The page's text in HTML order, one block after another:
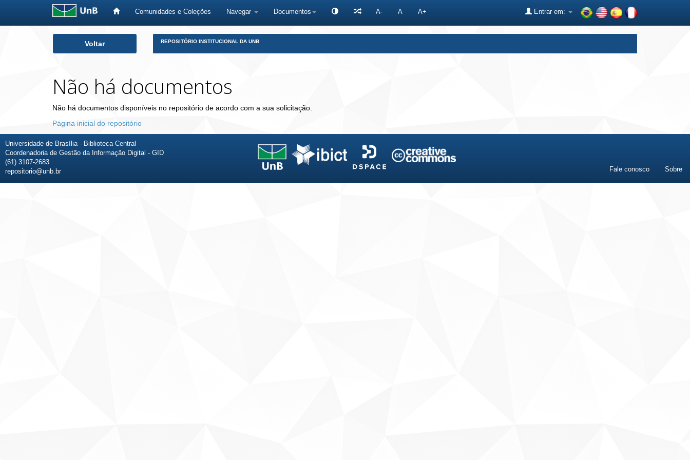
Comunidades e Coleções Navegar Documentos A- A A+ Entrar em:
Voltar REPOSITÓRIO INSTITUCIONAL DA UNB
Não há documentos
Não há documentos disponíveis no repositório de acordo com a sua solicitação.
Página inicial do repositório
Universidade de Brasília - Biblioteca Central
Coordenadoria de Gestão da Informação Digital - GID
(61) 3107-2683
repositorio@unb.br
Fale conosco Sobre